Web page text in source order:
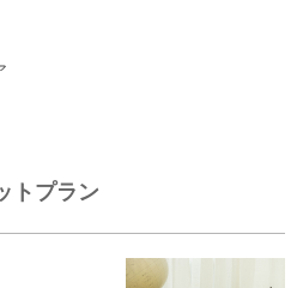
トプラン